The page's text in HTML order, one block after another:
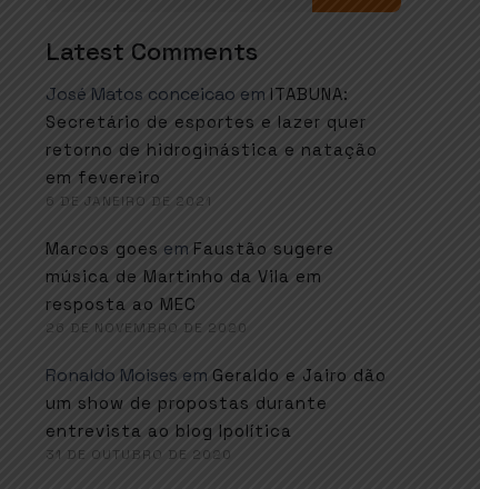
Latest Comments
José Matos conceicao em ITABUNA:
Secretário de esportes e lazer quer
retorno de hidroginástica e natação
em fevereiro
6 DE JANEIRO DE 2021
Marcos goes em Faustão sugere
música de Martinho da Vila em
resposta ao MEC
26 DE NOVEMBRO DE 2020
Ronaldo Moises em Geraldo e Jairo dão
um show de propostas durante
entrevista ao blog Ipolítica
31 DE OUTUBRO DE 2020